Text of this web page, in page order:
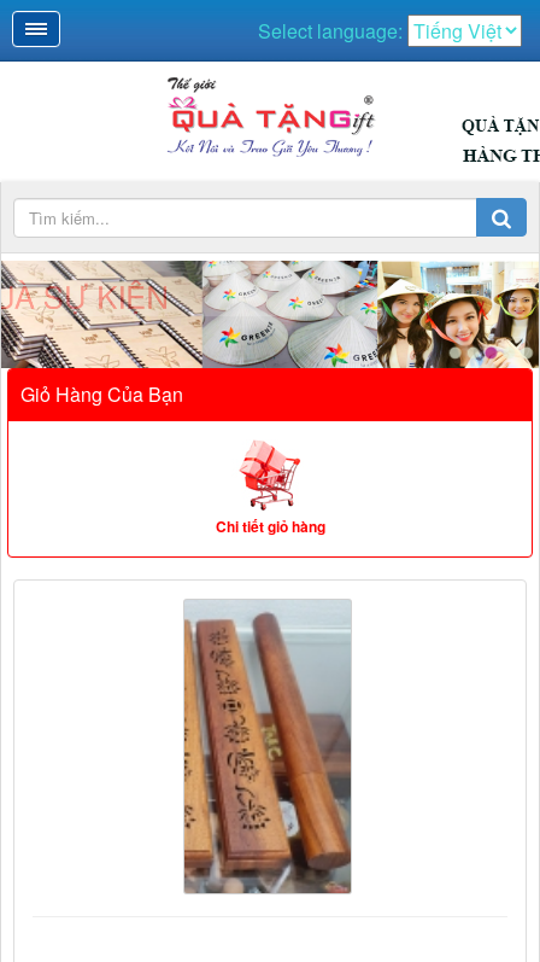
Select language:
QUÀ SỰ KIỆN
Giỏ Hàng Của Bạn
Chi tiết giỏ hàng